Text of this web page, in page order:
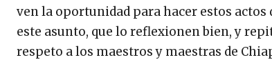
ven la oportunidad para hacer estos actos
este asunto, que lo reflexionen bien, y
respeto a los maestros y maestras de